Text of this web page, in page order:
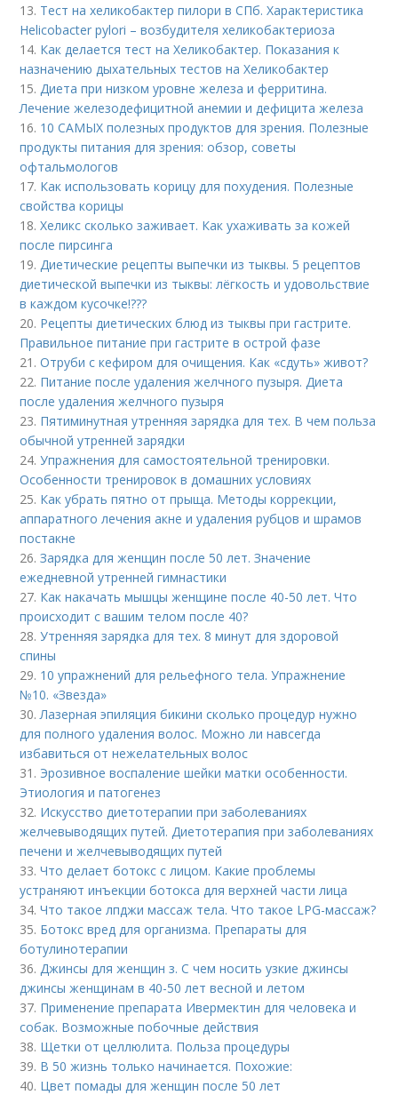
13. Тест на хеликобактер пилори в СПб. Характеристика
Helicobacter pylori – возбудителя хеликобактериоза
14. Как делается тест на Хеликобактер. Показания к
назначению дыхательных тестов на Хеликобактер
15.Диета при низком уровне железа и ферритина.
Лечение железодефицитной анемии и дефицита железа
16. 10 САМЫХ полезных продуктов для зрения. Полезные
продукты питания для зрения: обзор, советы
офтальмологов
17. Как использовать корицу для похудения. Полезные
свойства корицы
18.Хеликс сколько заживает. Как ухаживать за кожей
после пирсинга
19.Диетические рецепты выпечки из тыквы. 5 рецептов
диетической выпечки из тыквы: лёгкость и удовольствие
в каждом кусочке!???
20. Рецепты диетических блюд из тыквы при гастрите.
Правильное питание при гастрите в острой фазе
21.Отруби с кефиром для очищения. Как «сдуть» живот?
22. Питание после удаления желчного пузыря. Диета
после удаления желчного пузыря
23. Пятиминутная утренняя зарядка для тех. В чем польза
обычной утренней зарядки
24.Упражнения для самостоятельной тренировки.
Особенности тренировок в домашних условиях
25. Как убрать пятно от прыща. Методы коррекции,
аппаратного лечения акне и удаления рубцов и шрамов
постакне
26.Зарядка для женщин после 50 лет. Значение
ежедневной утренней гимнастики
27. Как накачать мышцы женщине после 40-50 лет. Что
происходит с вашим телом после 40?
28.Утренняя зарядка для тех. 8 минут для здоровой
спины
29. 10 упражнений для рельефного тела. Упражнение
№10. «Звезда»
30.Лазерная эпиляция бикини сколько процедур нужно
для полного удаления волос. Можно ли навсегда
избавиться от нежелательных волос
31. Эрозивное воспаление шейки матки особенности.
Этиология и патогенез
32. Искусство диетотерапии при заболеваниях
желчевыводящих путей. Диетотерапия при заболеваниях
печени и желчевыводящих путей
33.Что делает ботокс с лицом. Какие проблемы
устраняют инъекции ботокса для верхней части лица
34.Что такое лпджи массаж тела. Что такое LPG-массаж?
35. Ботокс вред для организма. Препараты для
ботулинотерапии
36.Джинсы для женщин з. С чем носить узкие джинсы
джинсы женщинам в 40-50 лет весной и летом
37. Применение препарата Ивермектин для человека и
собак. Возможные побочные действия
38. Щетки от целлюлита. Польза процедуры
39. В 50 жизнь только начинается. Похожие:
40. Цвет помады для женщин после 50 лет